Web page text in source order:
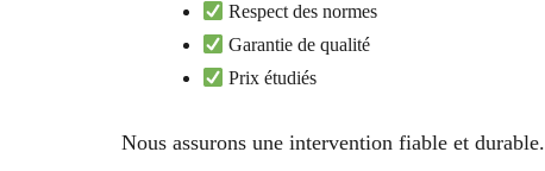
Respect des normes
Garantie de qualité
Prix étudiés
Nous assurons une intervention fiable et durable.